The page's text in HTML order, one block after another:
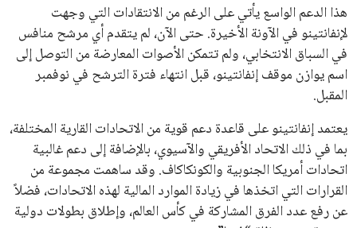
ايوا مصر
الاخبار الشائعة
إنفانتينو يخطو نحو ولاية رابعة في رئاسة فيفا
عمر إبراهيم 22 يوليو 2026